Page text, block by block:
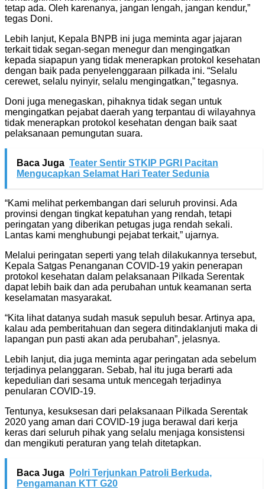
tetap ada. Oleh karenanya, jangan lengah, jangan kendur,”
tegas Doni.
Lebih lanjut, Kepala BNPB ini juga meminta agar jajaran
terkait tidak segan-segan menegur dan mengingatkan
kepada siapapun yang tidak menerapkan protokol kesehatan
dengan baik pada penyelenggaraan pilkada ini. “Selalu
cerewet, selalu nyinyir, selalu mengingatkan,” tegasnya.
Doni juga menegaskan, pihaknya tidak segan untuk
mengingatkan pejabat daerah yang terpantau di wilayahnya
tidak menerapkan protokol kesehatan dengan baik saat
pelaksanaan pemungutan suara.
Baca Juga Teater Sentir STKIP PGRI Pacitan
Mengucapkan Selamat Hari Teater Sedunia
“Kami melihat perkembangan dari seluruh provinsi. Ada
provinsi dengan tingkat kepatuhan yang rendah, tetapi
peringatan yang diberikan petugas juga rendah sekali.
Lantas kami menghubungi pejabat terkait,” ujarnya.
Melalui peringatan seperti yang telah dilakukannya tersebut,
Kepala Satgas Penanganan COVID-19 yakin penerapan
protokol kesehatan dalam pelaksanaan Pilkada Serentak
dapat lebih baik dan ada perubahan untuk keamanan serta
keselamatan masyarakat.
“Kita lihat datanya sudah masuk sepuluh besar. Artinya apa,
kalau ada pemberitahuan dan segera ditindaklanjuti maka di
lapangan pun pasti akan ada perubahan”, jelasnya.
Lebih lanjut, dia juga meminta agar peringatan ada sebelum
terjadinya pelanggaran. Sebab, hal itu juga berarti ada
kepedulian dari sesama untuk mencegah terjadinya
penularan COVID-19.
Tentunya, kesuksesan dari pelaksanaan Pilkada Serentak
2020 yang aman dari COVID-19 juga berawal dari kerja
keras dari seluruh pihak yang selalu menjaga konsistensi
dan mengikuti peraturan yang telah ditetapkan.
Baca Juga
Polri Terjunkan Patroli Berkuda,
Pengamanan KTT G20